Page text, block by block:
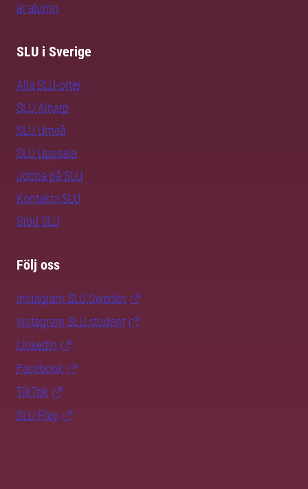
är alumn
SLU i Sverige
Alla SLU-orter
SLU Alnarp
SLU Umeå
SLU Uppsala
Jobba på SLU
Kontakta SLU
Stöd SLU
Följ oss
Instagram SLU.Sweden
Instagram SLU.student
LinkedIn
Facebook
TikTok
SLU Play